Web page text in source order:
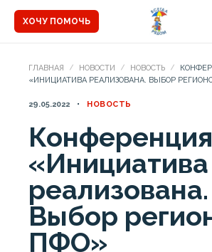
ХОЧУ ПОМОЧЬ
ГЛАВНАЯ НОВОСТИ НОВОСТЬ
«ИНИЦИАТИВА РЕАЛИЗОВАНА. ВЫБОР
29.05.2022 НОВОСТЬ
Конференция
«Инициатива
реализована.
Выбор
ПФО»